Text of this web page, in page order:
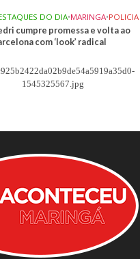
DO DIA•MARINGA•POLICIA
cumpre promessa e volta ao
com ‘look’ radical